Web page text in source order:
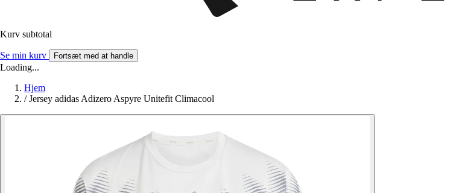
Kurv subtotal
Se min kurv Fortsæt med at handle
Loading...
Hjem
/ Jersey adidas Adizero Aspyre Unitefit Climacool